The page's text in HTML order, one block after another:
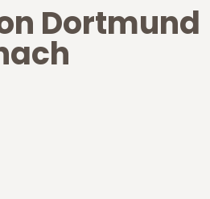
Dortmund